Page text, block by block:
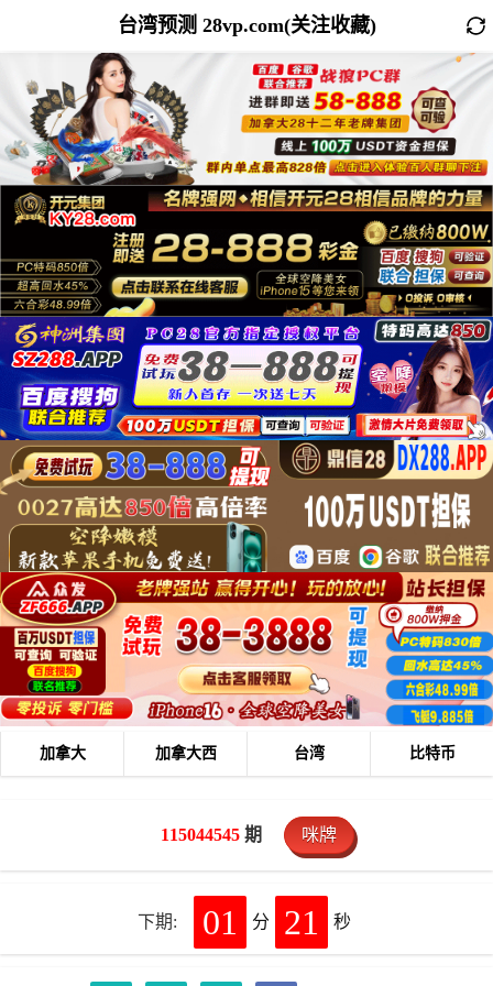
台湾预测 28vp.com(关注收藏)
加拿大 加拿大西 台湾 比特币
115044545 期 咪牌
下期: 01 分 21 秒